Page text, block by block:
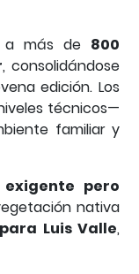
a más de 800
, consolidándose
edición. Los
técnicos—
familiar y
pero
nativa
Luis Valle,